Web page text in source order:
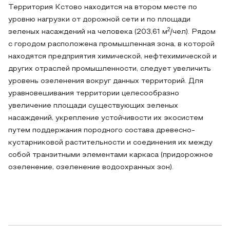
Территория Кстово находится на втором месте по
уровню нагрузки от дорожной сети и по площади
зеленых насаждений на человека (203,61 м2/чел). Рядом
с городом расположена промышленная зона, в которой
находятся предприятия химической, нефтехимической и
других отраслей промышленности, следует увеличить
уровень озеленения вокруг данных территорий. Для
уравновешивания территории целесообразно
увеличение площади существующих зеленых
насаждений, укрепление устойчивости их экосистем
путем поддержания породного состава древесно-
кустарниковой растительности и соединения их между
собой транзитными элементами каркаса (придорожное
озеленение, озеленение водоохранных зон).